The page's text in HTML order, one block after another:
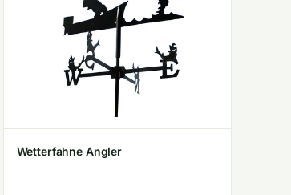
Wetterfahne Angler